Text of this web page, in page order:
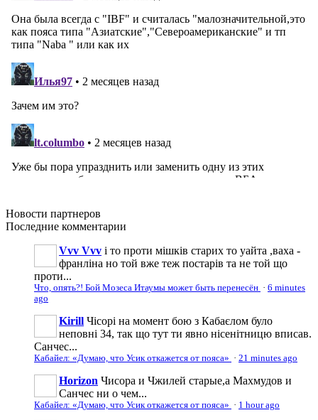
Новости партнеров
Последние комментарии
Vvv Vvv і то проти мішків старих то уайта ,ваха -
франліна но той вже теж постарів та не той що
проти...
Что, опять?! Бой Мозеса Итаумы может быть перенесён · 6 minutes
ago
Kirill Чісорі на момент бою з Кабаєлом було
неповні 34, так що тут ти явно нісенітницю вписав.
Санчес...
Кабайел: «Думаю, что Усик откажется от пояса» · 21 minutes ago
Horizon Чисора и Чжилей старые,а Махмудов и
Санчес ни о чем...
Кабайел: «Думаю, что Усик откажется от пояса» · 1 hour ago